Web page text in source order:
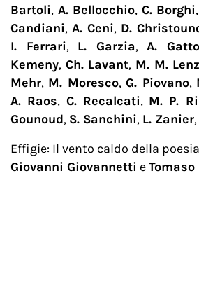
Bartoli, A. Bellocchio, C. Borghi,
Candiani, A. Ceni, D.
I. Ferrari, L. Garzia, A. Gatto
Kemeny, Ch. Lavant, M. M.
Mehr, M. Moresco,G. Piovano,
A. Raos, C. Recalcati, M. P.
Gounoud, S. Sanchini, L. Zanier,
Effigie: Il vento caldo della
Giovanni Giovannetti eTomaso